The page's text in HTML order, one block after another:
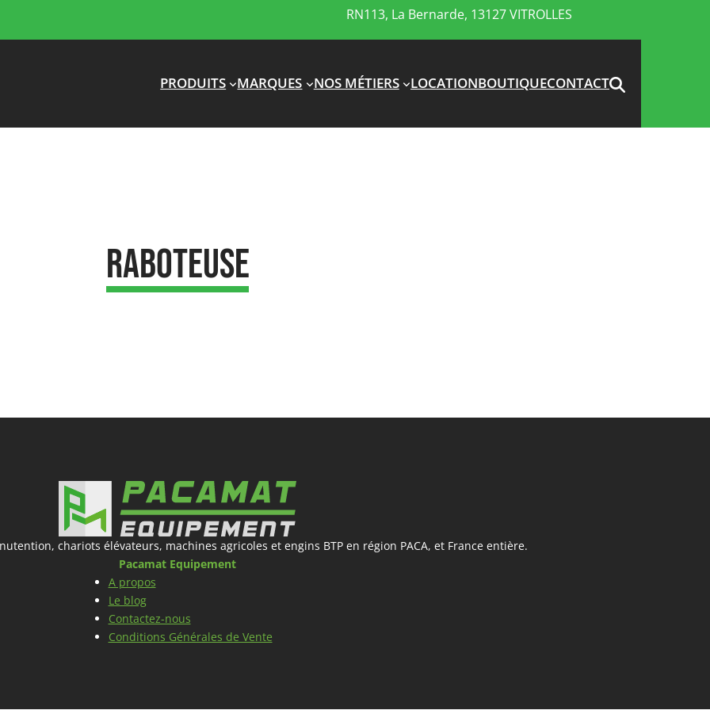
RN113, La Bernarde, 13127 VITROLLES
PRODUITS MARQUES NOS MÉTIERS LOCATIONBOUTIQUECONTACT
Raboteuse
chariots élévateurs, machines agricoles et engins BTP en région PACA, et France entière.
Pacamat Equipement
A propos
Le blog
Contactez-nous
Conditions Générales de Vente